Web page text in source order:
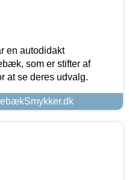
en autodidakt
som er stifter af
at se deres udvalg.